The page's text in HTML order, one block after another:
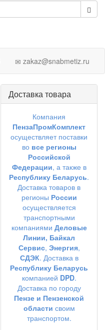
zakaz@snabmetiz.ru
Доставка товара
Компания
ПензаПромКомплект
осуществляет поставки
во все регионы
Российской
Федерации, а также в
Республику Беларусь.
Доставка товаров в
регионы России
осуществляется
транспортными
компаниями Деловые
Линии, Байкал
Сервис, Энергия,
СДЭК. Доставка в
Республику Беларусь
компанией DPD.
Доставка по городу
Пензе и Пензенской
области своим
транспортом.